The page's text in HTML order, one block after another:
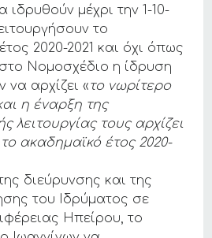
ιδρυθούν μέχρι την 1-10-
το
2020-2021 και όχι όπως
Νομοσχέδιο η ίδρυση
να αρχίζει «το νωρίτερο
η έναρξη της
λειτουργίας τους αρχίζει
ακαδημαϊκό έτος 2020-
διεύρυνσης και της
του Ιδρύματος σε
Ηπείρου, το